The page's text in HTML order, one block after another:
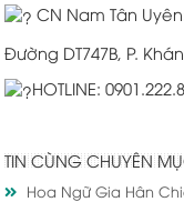
CN Nam Tân
Đường DT747B, P.
HOTLINE:
TIN CÙNG CHUYÊN
Hoa Ngữ Gia Hân